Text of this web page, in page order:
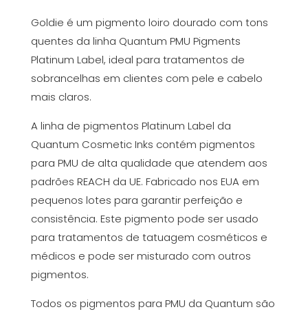
Goldie é um pigmento loiro dourado com tons
quentes da linha Quantum PMU Pigments
Platinum Label, ideal para tratamentos de
sobrancelhas em clientes com pele e cabelo
mais claros.
A linha de pigmentos Platinum Label da
Quantum Cosmetic Inks contém pigmentos
para PMU de alta qualidade que atendem aos
padrões REACH da UE. Fabricado nos EUA em
pequenos lotes para garantir perfeição e
consistência. Este pigmento pode ser usado
para tratamentos de tatuagem cosméticos e
médicos e pode ser misturado com outros
pigmentos.
Todos os pigmentos para PMU da Quantum são